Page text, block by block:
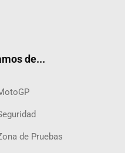
de...
de Pruebas